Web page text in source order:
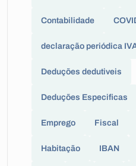
Contabilidade
declaração periódica
Deduções dedutiveis
Deduções Especificas
Emprego Fiscal
Habitação IBAN